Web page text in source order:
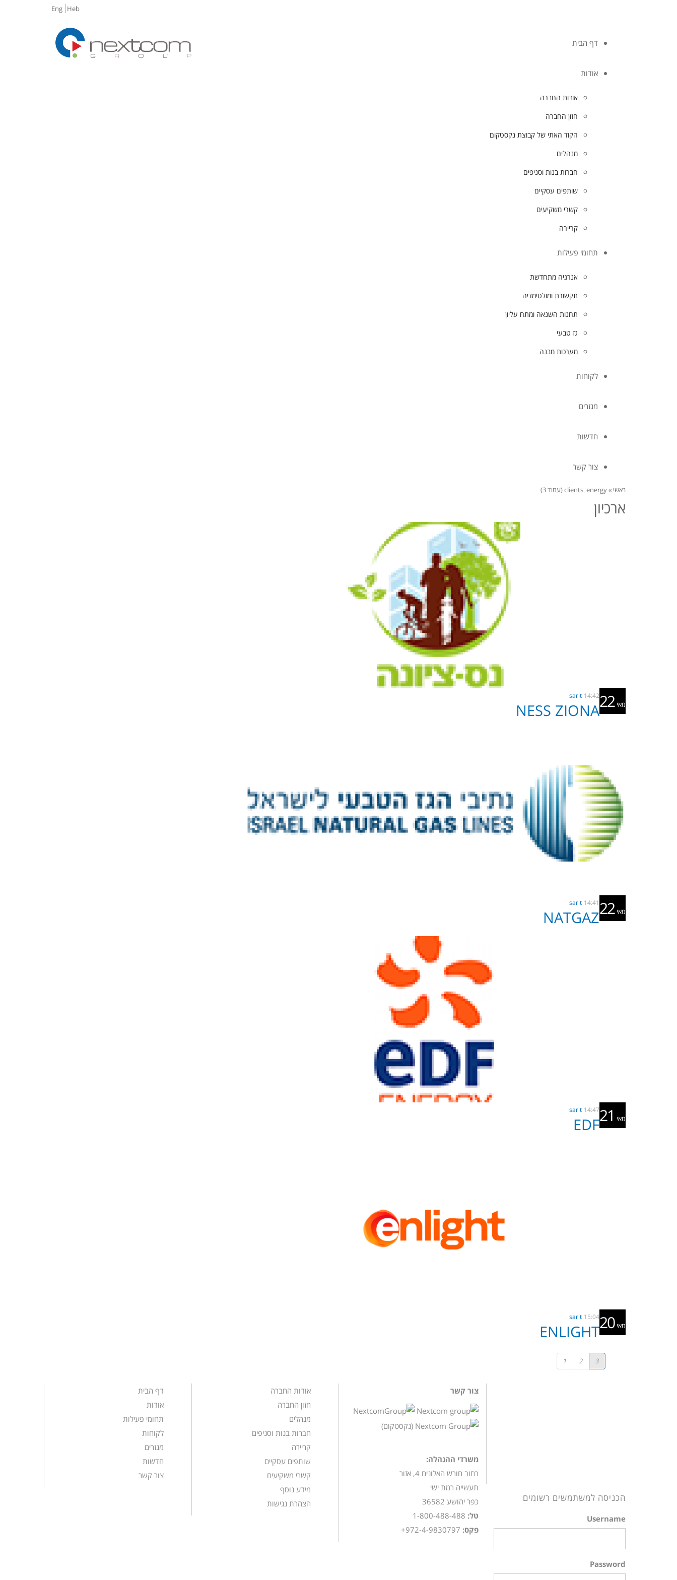
Eng Heb
דף הבית
אודות
אודות החברה
חזון החברה
הקוד האתי של קבוצת נקסטקום
מנהלים
חברות בנות וסניפים
שותפים עסקיים
קשרי משקיעים
קריירה
תחומי פעילות
אנרגיה מתחדשת
תקשורת ומולטימדיה
תחנות השנאה ומתח עליון
גז טבעי
מערכות מבנה
לקוחות
מגזרים
חדשות
צור קשר
ראשי »clients_energy (עמוד 3)
ארכיון
22 מאי
14:42
sarit
NESS ZIONA
22 מאי
14:41
sarit
NATGAZ
21 מאי
14:47
sarit
EDF
20 מאי
15:04
sarit
ENLIGHT
1 2 3
דף הבית
אודות
תחומי פעילות
לקוחות
מגזרים
חדשות
צור קשר
אודות החברה
חזון החברה
מנהלים
חברות בנות וסניפים
קריירה
שותפים עסקיים
קשרי משקיעים
מידע נוסף
הצהרת נגישות
צור קשר
משרדי ההנהלה:
רחוב חורש האלונים 4, אזור
תעשייה רמת ישי
כפר יהושע 36582
טל: 1-800-488-488
פקס: 972-4-9830797+
הכניסה למשתמשים רשומים
Username
Password